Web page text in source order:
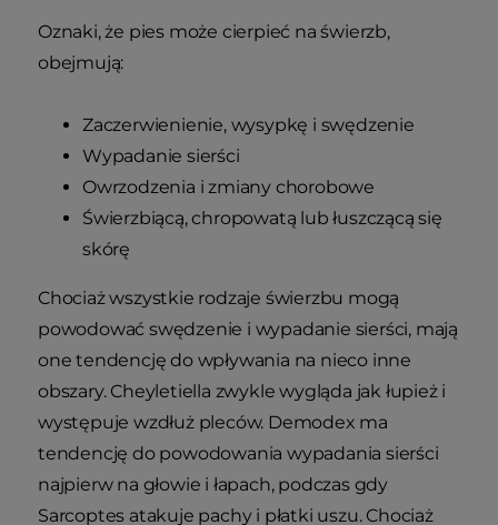
Oznaki, że pies może cierpieć na świerzb,
obejmują:
Zaczerwienienie, wysypkę i swędzenie
Wypadanie sierści
Owrzodzenia i zmiany chorobowe
Świerzbiącą, chropowatą lub łuszczącą się
skórę
Chociaż wszystkie rodzaje świerzbu mogą
powodować swędzenie i wypadanie sierści, mają
one tendencję do wpływania na nieco inne
obszary. Cheyletiella zwykle wygląda jak łupież i
występuje wzdłuż pleców. Demodex ma
tendencję do powodowania wypadania sierści
najpierw na głowie i łapach, podczas gdy
Sarcoptes atakuje pachy i płatki uszu. Chociaż